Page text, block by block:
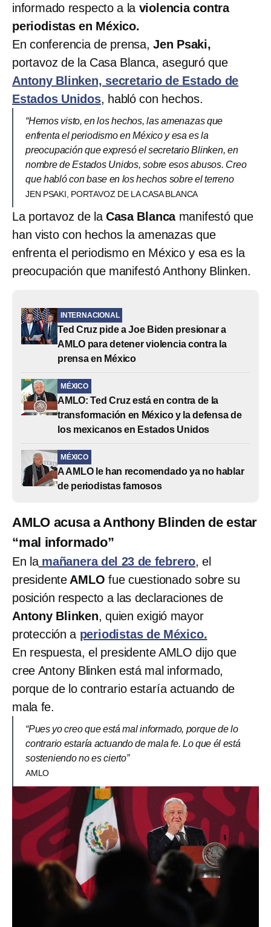
informado respecto a la violencia contra
periodistas en México.
En conferencia de prensa,Jen Psaki,
portavoz de la Casa Blanca, aseguró que
Antony Blinken, secretario de Estado de
Estados Unidos, habló con hechos.
“Hemos visto, en los hechos, las amenazas que
enfrenta el periodismo en México y esa es la
preocupación que expresó el secretario Blinken, en
nombre de Estados Unidos, sobre esos abusos. Creo
que habló con base en los hechos sobre el terreno
JEN PSAKI, PORTAVOZ DE LA CASA BLANCA
La portavoz de laCasa Blanca manifestó que
han visto con hechos la amenazas que
enfrenta el periodismo en México y esa es la
preocupación que manifestó Anthony Blinken.
INTERNACIONAL
Ted Cruz pide a Joe Biden presionar a
AMLO para detener violencia contra la
prensa en México
MÉXICO
AMLO: Ted Cruz está en contra de la
transformación en México y la defensa de
los mexicanos en Estados Unidos
MÉXICO
A AMLO le han recomendado ya no hablar
de periodistas famosos
AMLO acusa a Anthony Blinden de estar
“mal informado”
En la mañanera del 23 de febrero, el
presidente AMLO fue cuestionado sobre su
posición respecto a las declaraciones de
Antony Blinken, quien exigió mayor
protección a periodistas de México.
En respuesta, el presidente AMLO dijo que
cree Antony Blinken está mal informado,
porque de lo contrario estaría actuando de
mala fe.
“Pues yo creo que está mal informado, porque de lo
contrario estaría actuando de mala fe. Lo que él está
sosteniendo no es cierto”
AMLO